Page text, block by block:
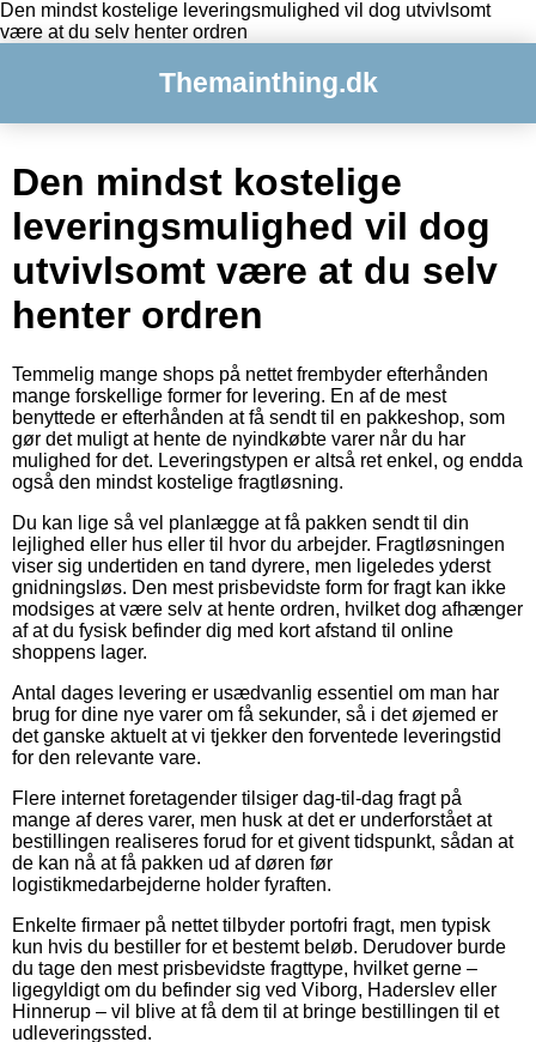
Den mindst kostelige leveringsmulighed vil dog utvivlsomt
være at du selv henter ordren
Themainthing.dk
Den mindst kostelige
leveringsmulighed vil dog
utvivlsomt være at du selv
henter ordren
Temmelig mange shops på nettet frembyder efterhånden
mange forskellige former for levering. En af de mest
benyttede er efterhånden at få sendt til en pakkeshop, som
gør det muligt at hente de nyindkøbte varer når du har
mulighed for det. Leveringstypen er altså ret enkel, og endda
også den mindst kostelige fragtløsning.
Du kan lige så vel planlægge at få pakken sendt til din
lejlighed eller hus eller til hvor du arbejder. Fragtløsningen
viser sig undertiden en tand dyrere, men ligeledes yderst
gnidningsløs. Den mest prisbevidste form for fragt kan ikke
modsiges at være selv at hente ordren, hvilket dog afhænger
af at du fysisk befinder dig med kort afstand til online
shoppens lager.
Antal dages levering er usædvanlig essentiel om man har
brug for dine nye varer om få sekunder, så i det øjemed er
det ganske aktuelt at vi tjekker den forventede leveringstid
for den relevante vare.
Flere internet foretagender tilsiger dag-til-dag fragt på
mange af deres varer, men husk at det er underforstået at
bestillingen realiseres forud for et givent tidspunkt, sådan at
de kan nå at få pakken ud af døren før
logistikmedarbejderne holder fyraften.
Enkelte firmaer på nettet tilbyder portofri fragt, men typisk
kun hvis du bestiller for et bestemt beløb. Derudover burde
du tage den mest prisbevidste fragttype, hvilket gerne –
ligegyldigt om du befinder sig ved Viborg, Haderslev eller
Hinnerup – vil blive at få dem til at bringe bestillingen til et
udleveringssted.